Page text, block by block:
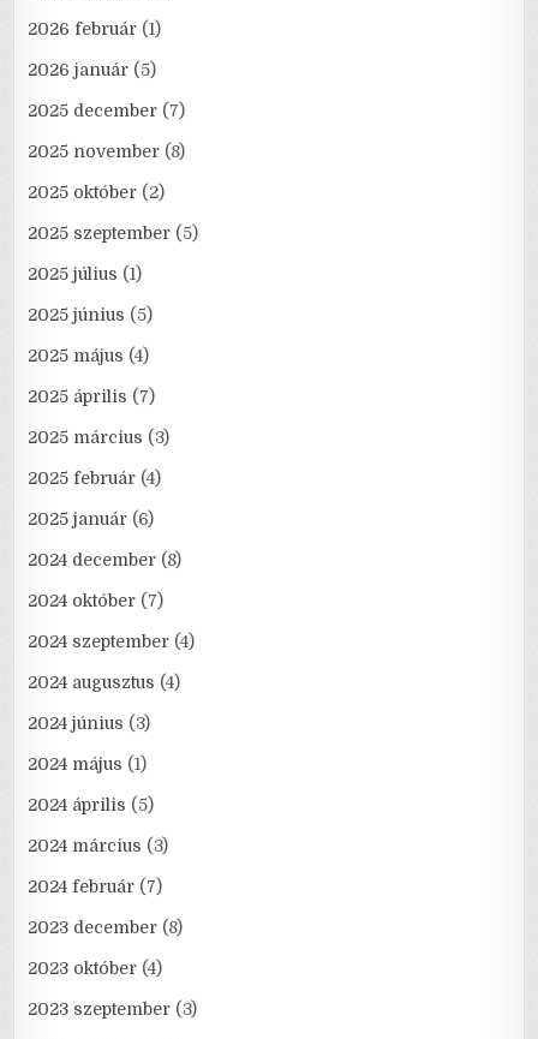
2026 február (1)
2026 január (5)
2025 december (7)
2025 november (8)
2025 október (2)
2025 szeptember (5)
2025 július (1)
2025 június (5)
2025 május (4)
2025 április (7)
2025 március (3)
2025 február (4)
2025 január (6)
2024 december (8)
2024 október (7)
2024 szeptember (4)
2024 augusztus (4)
2024 június (3)
2024 május (1)
2024 április (5)
2024 március (3)
2024 február (7)
2023 december (8)
2023 október (4)
2023 szeptember (3)